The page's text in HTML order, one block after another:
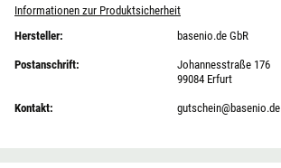
Informationen zur Produktsicherheit
Hersteller:
basenio.de GbR
Postanschrift:
Johannesstraße 176
99084 Erfurt
Kontakt: gutschein@basenio.de